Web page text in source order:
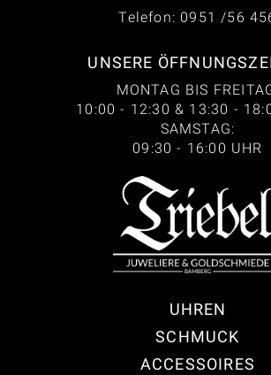
Telefon: 0951 /56
UNSERE
MONTAG BIS
10:00 - 12:30 & 13:30 -
SAMSTAG:
09:30 - 16:00 UHR
UHREN
SCHMUCK
ACCESSOIRES